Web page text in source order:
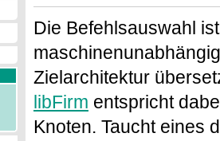
Die Befehlsauswahl
Zielarchitektur
libFirm entspricht
Knoten. Taucht eines